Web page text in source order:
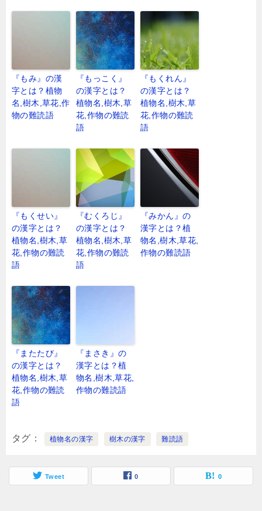
『もみ』の漢
字とは？植物
名,樹木,草花,作
物の難読語
『もっこく』
の漢字とは？
植物名,樹木,草
花,作物の難読
語
『もくれん』
の漢字とは？
植物名,樹木,草
花,作物の難読
語
『もくせい』
の漢字とは？
植物名,樹木,草
花,作物の難読
語
『むくろじ』
の漢字とは？
植物名,樹木,草
花,作物の難読
語
『みかん』の
漢字とは？植
物名,樹木,草花,
作物の難読語
『またたび』
の漢字とは？
植物名,樹木,草
花,作物の難読
語
『まさき』の
漢字とは？植
物名,樹木,草花,
作物の難読語
タグ 植物名の漢字 樹木の漢字 難読語
Tweet 0 0